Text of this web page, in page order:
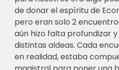
de donar el espíritu de
pero eran solo 2
aún hizo falta profundizar
distintas aldeas. Cada
en realidad, estaba